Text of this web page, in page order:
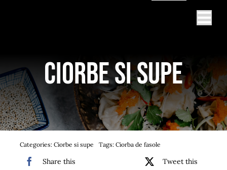
Servicii catering
Bufet suedez si Coffee Break
Sushi
Ciorbe si supe
Categories: Ciorbe si supe Tags: Ciorba de fasole
Share this
Tweet this